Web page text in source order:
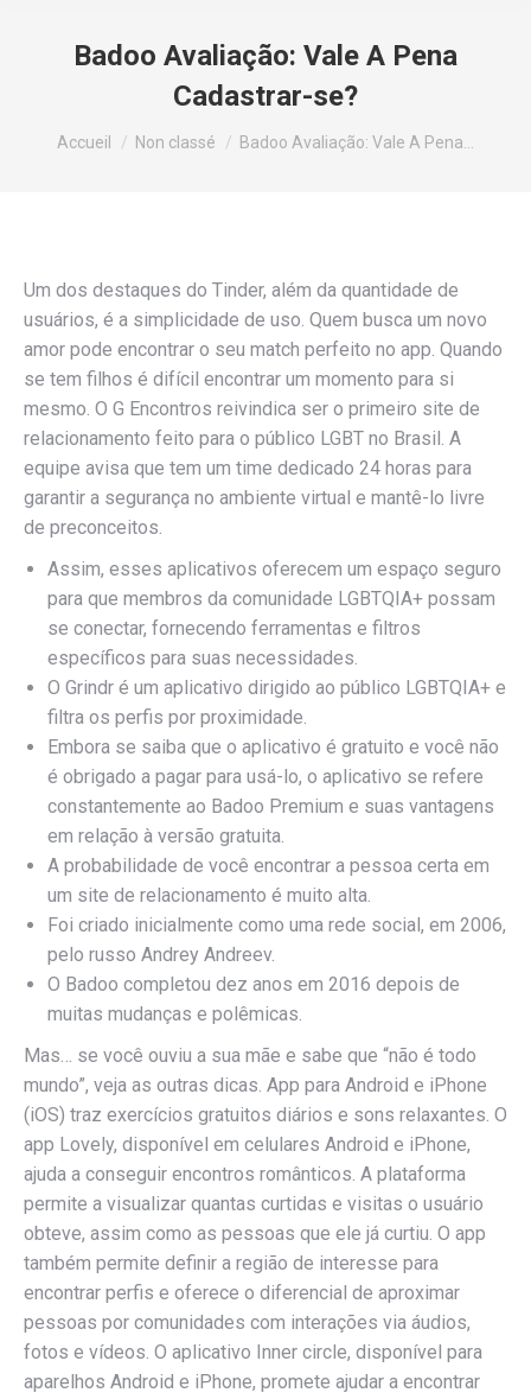
Badoo Avaliação: Vale A Pena
Cadastrar-se?
Vous êtes ici :
Accueil Non classé Badoo Avaliação: Vale A Pena…
Um dos destaques do Tinder, além da quantidade de
usuários, é a simplicidade de uso. Quem busca um novo
amor pode encontrar o seu match perfeito no app. Quando
se tem filhos é difícil encontrar um momento para si
mesmo. O G Encontros reivindica ser o primeiro site de
relacionamento feito para o público LGBT no Brasil. A
equipe avisa que tem um time dedicado 24 horas para
garantir a segurança no ambiente virtual e mantê-lo livre
de preconceitos.
Assim, esses aplicativos oferecem um espaço seguro
para que membros da comunidade LGBTQIA+ possam
se conectar, fornecendo ferramentas e filtros
específicos para suas necessidades.
O Grindr é um aplicativo dirigido ao público LGBTQIA+ e
filtra os perfis por proximidade.
Embora se saiba que o aplicativo é gratuito e você não
é obrigado a pagar para usá-lo, o aplicativo se refere
constantemente ao Badoo Premium e suas vantagens
em relação à versão gratuita.
A probabilidade de você encontrar a pessoa certa em
um site de relacionamento é muito alta.
Foi criado inicialmente como uma rede social, em 2006,
pelo russo Andrey Andreev.
O Badoo completou dez anos em 2016 depois de
muitas mudanças e polêmicas.
Mas… se você ouviu a sua mãe e sabe que “não é todo
mundo”, veja as outras dicas. App para Android e iPhone
(iOS) traz exercícios gratuitos diários e sons relaxantes. O
app Lovely, disponível em celulares Android e iPhone,
ajuda a conseguir encontros românticos. A plataforma
permite a visualizar quantas curtidas e visitas o usuário
obteve, assim como as pessoas que ele já curtiu. O app
também permite definir a região de interesse para
encontrar perfis e oferece o diferencial de aproximar
pessoas por comunidades com interações via áudios,
fotos e vídeos. O aplicativo Inner circle, disponível para
aparelhos Android e iPhone, promete ajudar a encontrar